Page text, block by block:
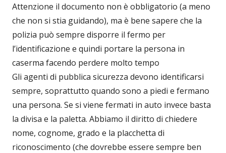
Attenzione il documento non è obbligatorio (a meno
che non si stia guidando), ma è bene sapere che la
polizia può sempre disporre il fermo per
l’identificazione e quindi portare la persona in
caserma facendo perdere molto tempo
Gli agenti di pubblica sicurezza devono identificarsi
sempre, soprattutto quando sono a piedi e fermano
una persona. Se si viene fermati in auto invece basta
la divisa e la paletta. Abbiamo il diritto di chiedere
nome, cognome, grado e la placchetta di
riconoscimento (che dovrebbe essere sempre ben